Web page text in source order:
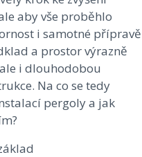
aby vše proběhlo
i samotné přípravě
a prostor výrazně
i dlouhodobou
Na co se tedy
pergoly a jak